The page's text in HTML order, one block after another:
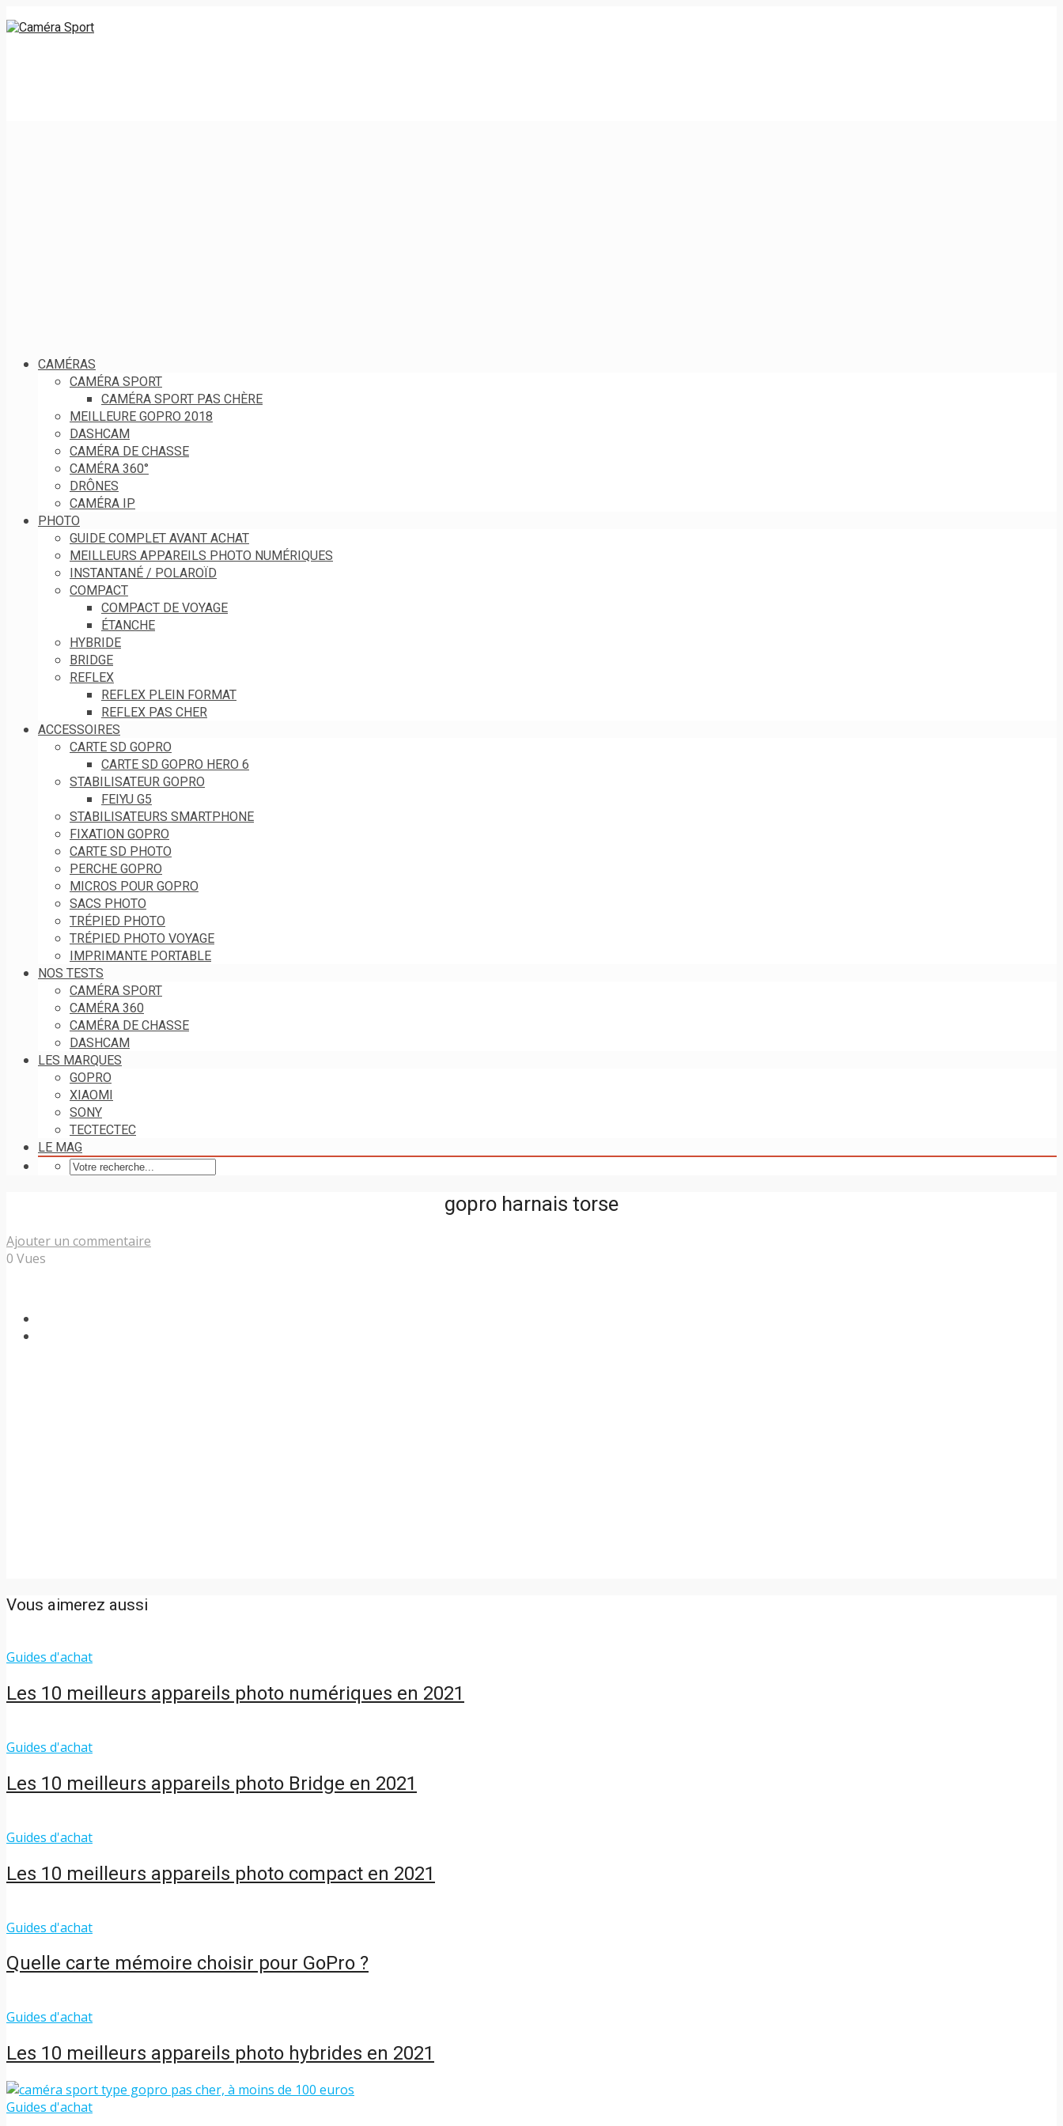
CAMÉRAS
CAMÉRA SPORT
CAMÉRA SPORT PAS CHÈRE
MEILLEURE GOPRO 2018
DASHCAM
CAMÉRA DE CHASSE
CAMÉRA 360°
DRÔNES
CAMÉRA IP
PHOTO
GUIDE COMPLET AVANT ACHAT
MEILLEURS APPAREILS PHOTO NUMÉRIQUES
INSTANTANÉ / POLAROÏD
COMPACT
COMPACT DE VOYAGE
ÉTANCHE
HYBRIDE
BRIDGE
REFLEX
REFLEX PLEIN FORMAT
REFLEX PAS CHER
ACCESSOIRES
CARTE SD GOPRO
CARTE SD GOPRO HERO 6
STABILISATEUR GOPRO
FEIYU G5
STABILISATEURS SMARTPHONE
FIXATION GOPRO
CARTE SD PHOTO
PERCHE GOPRO
MICROS POUR GOPRO
SACS PHOTO
TRÉPIED PHOTO
TRÉPIED PHOTO VOYAGE
IMPRIMANTE PORTABLE
NOS TESTS
CAMÉRA SPORT
CAMÉRA 360
CAMÉRA DE CHASSE
DASHCAM
LES MARQUES
GOPRO
XIAOMI
SONY
TECTECTEC
LE MAG
gopro harnais torse
Ajouter un commentaire
0 Vues
Vous aimerez aussi
Guides d'achat
Les 10 meilleurs appareils photo numériques en 2021
Guides d'achat
Les 10 meilleurs appareils photo Bridge en 2021
Guides d'achat
Les 10 meilleurs appareils photo compact en 2021
Guides d'achat
Quelle carte mémoire choisir pour GoPro ?
Guides d'achat
Les 10 meilleurs appareils photo hybrides en 2021
Guides d'achat